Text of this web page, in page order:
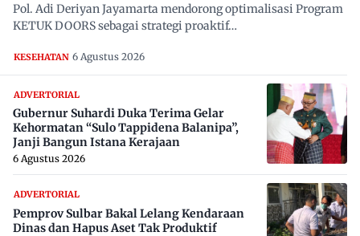
Pol. Adi Deriyan Jayamarta mendorong optimalisasi Program
KETUK DOORS sebagai strategi proaktif…
KESEHATAN 6 Agustus 2026
ADVERTORIAL
Gubernur Suhardi Duka Terima Gelar
Kehormatan “Sulo Tappidena Balanipa”,
Janji Bangun Istana Kerajaan
6 Agustus 2026
ADVERTORIAL
Pemprov Sulbar Bakal Lelang Kendaraan
Dinas dan Hapus Aset Tak Produktif